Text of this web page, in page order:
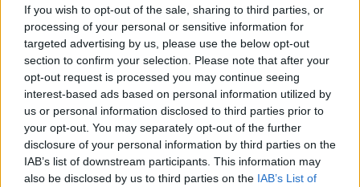
If you wish to opt-out of the sale, sharing to third parties, or
processing of your personal or sensitive information for
targeted advertising by us, please use the below opt-out
section to confirm your selection. Please note that after your
opt-out request is processed you may continue seeing
interest-based ads based on personal information utilized by
us or personal information disclosed to third parties prior to
your opt-out. You may separately opt-out of the further
disclosure of your personal information by third parties on the
IAB’s list of downstream participants. This information may
also be disclosed by us to third parties on the IAB’s List of
Continua a leggere
TELEVISIONE